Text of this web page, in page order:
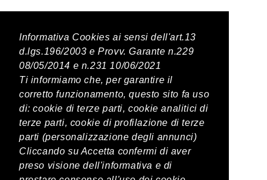
Informativa Cookies ai sensi dell'art.13
d.lgs.196/2003 e Provv. Garante n.229
08/05/2014 e n.231 10/06/2021
Ti informiamo che, per garantire il
corretto funzionamento, questo sito fa uso
di: cookie di terze parti, cookie analitici di
terze parti, cookie di profilazione di terze
parti (personalizzazione degli annunci)
Cliccando su Accetta confermi di aver
preso visione dell'informativa e di
PREVIOUS POST
Acqua San Pellegrino 75 cl
NEXT POST
Chinotto